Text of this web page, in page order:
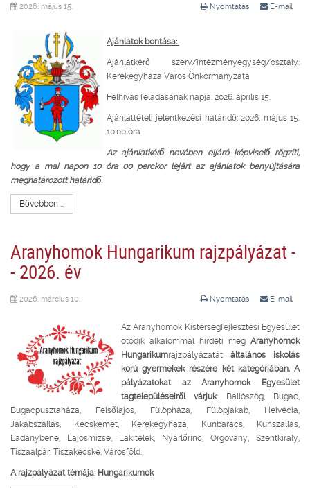
Nyomtatás E-mail
2026. május 15.
Ajánlatok bontása:
Ajánlatkérő szerv/intézményegység/osztály:
Kerekegyháza Város Önkormányzata
Felhívás feladásának napja: 2026. április 15.
Ajánlattételi jelentkezési határidő: 2026. május 15.
10:00 óra
Az ajánlatkérő nevében eljáró képviselő rögzíti,
hogy a mai napon 10 óra 00 perckor lejárt az ajánlatok benyújtására
meghatározott határidő.
Bővebben ...
Aranyhomok Hungarikum rajzpályázat -
- 2026. év
Nyomtatás E-mail
2026. március 10.
Az Aranyhomok Kistérségfejlesztési Egyesület
ötödik alkalommal hirdeti meg Aranyhomok
Hungarikumrajzpályázatát általános iskolás
korú gyermekek részére két kategóriában. A
pályázatokat az Aranyhomok Egyesület
tagtelepüléseiről várjuk: Ballószög, Bugac,
Bugacpusztaháza, Felsőlajos, Fülöpháza, Fülöpjakab, Helvécia,
Jakabszállás, Kecskemét, Kerekegyháza, Kunbaracs, Kunszállás,
Ladánybene, Lajosmizse, Lakitelek, Nyárlőrinc, Orgovány, Szentkirály,
Tiszaalpár, Tiszakécske, Városföld.
A rajzpályázat témája: Hungarikumok